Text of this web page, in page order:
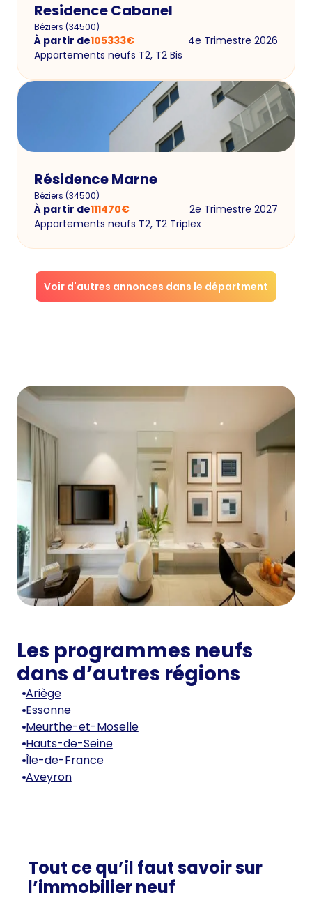
Residence Cabanel
Béziers (34500)
À partir de105333€
4e Trimestre 2026
Appartements neufs T2, T2 Bis
Résidence Marne
Béziers (34500)
À partir de111470€
2e Trimestre 2027
Appartements neufs T2, T2 Triplex
Voir d'autres annonces dans le départment
Les programmes neufs
dans d’autres régions
Ariège
Essonne
Meurthe-et-Moselle
Hauts-de-Seine
Île-de-France
Aveyron
Tout ce qu’il faut savoir sur
l’immobilier neuf